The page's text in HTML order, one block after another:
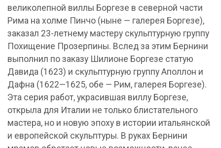
великолепной виллы Боргезе в северной части
Рима на холме Пинчо (ныне — галерея Боргезе),
заказал 23-летнему мастеру скульптурную группу
Похищение Прозерпины. Вслед за этим Бернини
выполнил по заказу Шилионе Боргезе статую
Давида (1623) и скульптурную группу Аполлон и
Дафна (1622—1625, обе — Рим, галерея Боргезе).
Эта серия работ, украсившая виллу Боргезе,
открыла для Италии не только блистательного
мастера, но и новую эпоху в истории итальянской
и европейской скульптуры. В руках Бернини